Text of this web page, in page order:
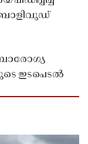
ബോളിവുഡ്
ഇടപെടൽ